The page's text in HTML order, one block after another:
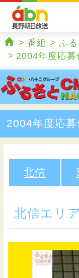
ホーム
番組
ふ
2004年度応募
2004年度応募
北信
北信エリア